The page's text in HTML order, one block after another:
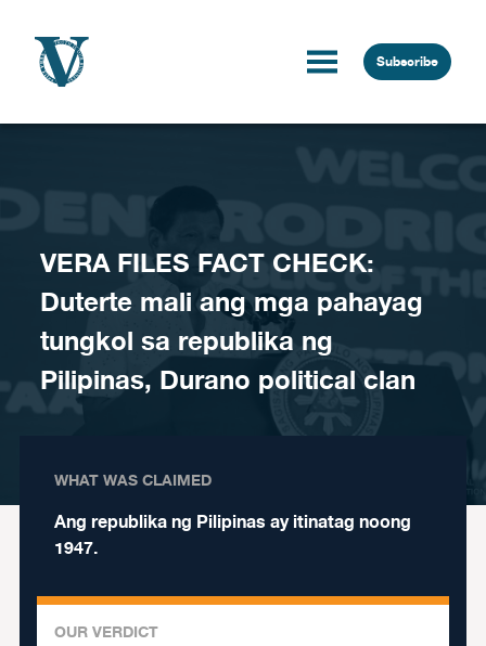
Subscribe
VERA FILES FACT CHECK:
Duterte mali ang mga pahayag
tungkol sa republika ng
Pilipinas, Durano political clan
WHAT WAS CLAIMED
Ang republika ng Pilipinas ay itinatag noong
1947.
OUR VERDICT